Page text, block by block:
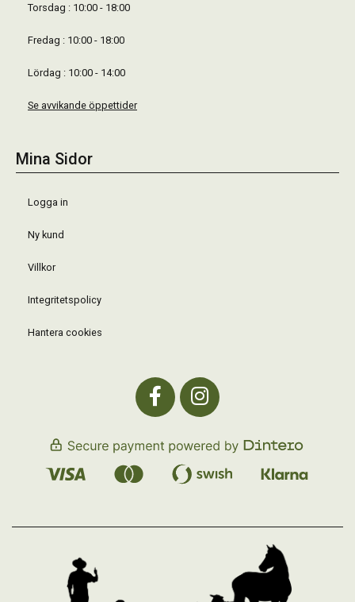
Torsdag : 10:00 - 18:00
Fredag : 10:00 - 18:00
Lördag : 10:00 - 14:00
Se avvikande öppettider
Mina Sidor
Logga in
Ny kund
Villkor
Integritetspolicy
Hantera cookies